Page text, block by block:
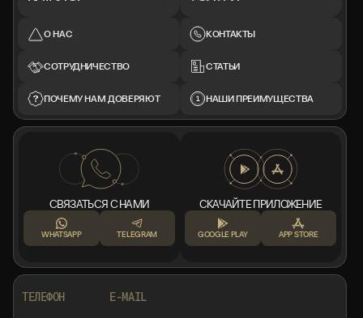
О НАС
СОТРУДНИЧЕСТВО
ПОЧЕМУ НАМ ДОВЕРЯЮТ
КОНТАКТЫ
СТАТЬИ
НАШИ ПРЕИМУЩЕСТВА
СВЯЗАТЬСЯ С НАМИ
WHATSAPP TELEGRAM
СКАЧАЙТЕ ПРИЛОЖЕНИЕ
GOOGLE PLAY APP STORE
ТЕЛЕФОН E-MAIL